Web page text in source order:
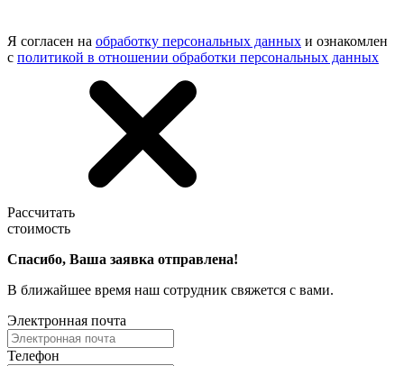
Я согласен на обработку персональных данных и ознакомлен
с политикой в отношении обработки персональных данных
Рассчитать
стоимость
Спасибо, Ваша заявка отправлена!
В ближайшее время наш сотрудник свяжется с вами.
Электронная почта
Телефон